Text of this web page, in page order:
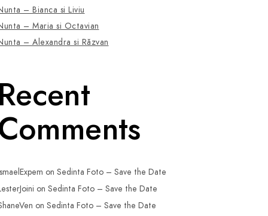
– Bianca si Liviu
– Maria si Octavian
– Alexandra si Răzvan
onSedinta Foto – Save the Date
onSedinta Foto – Save the Date
onSedinta Foto – Save the Date